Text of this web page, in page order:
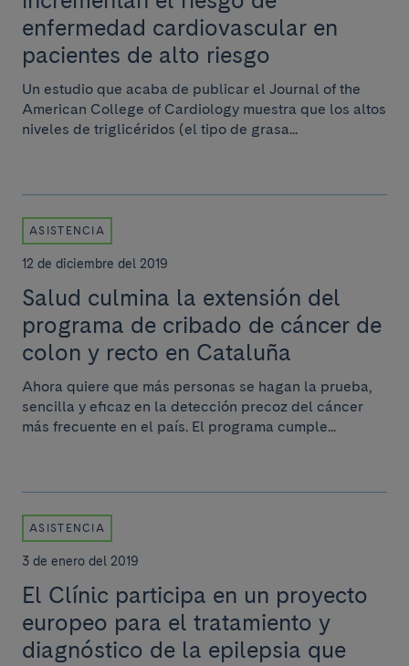
enfermedad cardiovascular en
pacientes de alto riesgo
Un estudio que acaba de publicar el Journal of the
American College of Cardiology muestra que los altos
niveles de triglicéridos (el tipo de grasa...
ASISTENCIA
12 de diciembre del 2019
Salud culmina la extensión del
programa de cribado de cáncer de
colon y recto en Cataluña
Ahora quiere que más personas se hagan la prueba,
sencilla y eficaz en la detección precoz del cáncer
más frecuente en el país. El programa cumple...
ASISTENCIA
3 de enero del 2019
El Clínic participa en un proyecto
europeo para el tratamiento y
diagnóstico de la epilepsia que